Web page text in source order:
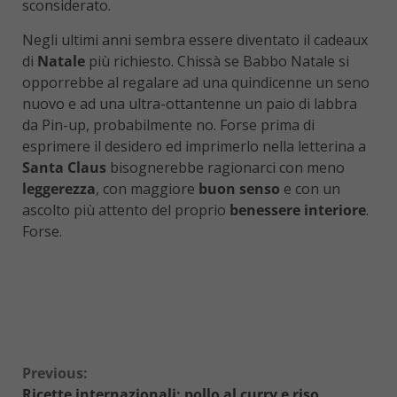
sconsiderato.
Negli ultimi anni sembra essere diventato il cadeaux
di Natale più richiesto. Chissà se Babbo Natale si
opporrebbe al regalare ad una quindicenne un seno
nuovo e ad una ultra-ottantenne un paio di labbra
da Pin-up, probabilmente no. Forse prima di
esprimere il desidero ed imprimerlo nella letterina a
Santa Claus bisognerebbe ragionarci con meno
leggerezza, con maggiore buon senso e con un
ascolto più attento del proprio benessere interiore.
Forse.
Continue
Previous: